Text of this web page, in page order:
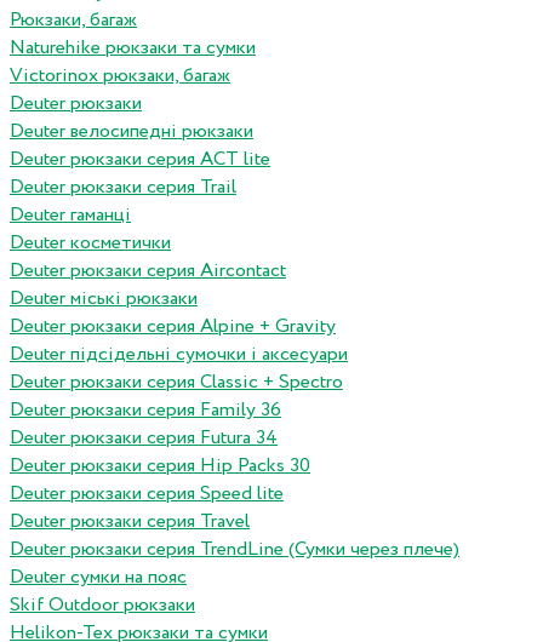
Рюкзаки, багаж
Naturehike рюкзаки та сумки
Victorinox рюкзаки, багаж
Deuter рюкзаки
Deuter велосипедні рюкзаки
Deuter рюкзаки серия ACT lite
Deuter рюкзаки серия Trail
Deuter гаманці
Deuter косметички
Deuter рюкзаки серия Aircontact
Deuter міські рюкзаки
Deuter рюкзаки серия Alpine + Gravity
Deuter підсідельні сумочки і аксесуари
Deuter рюкзаки серия Classic + Spectro
Deuter рюкзаки серия Family 36
Deuter рюкзаки серия Futura 34
Deuter рюкзаки серия Hip Packs 30
Deuter рюкзаки серия Speed lite
Deuter рюкзаки серия Travel
Deuter рюкзаки серия TrendLine (Сумки через плече)
Deuter сумки на пояс
Skif Outdoor рюкзаки
Helikon-Tex рюкзаки та сумки